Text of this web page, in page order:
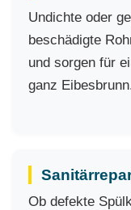
Undichte oder
beschädigte
und sorgen für
ganz
Ob defekte